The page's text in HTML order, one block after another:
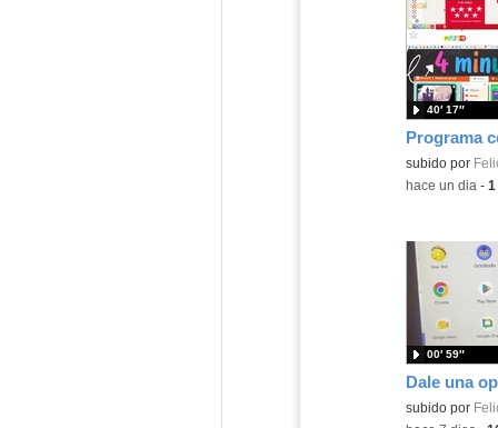
Contenido
subido por
40′ 17″
-hace un dia - 1
Contenido
subido por
00′ 59″